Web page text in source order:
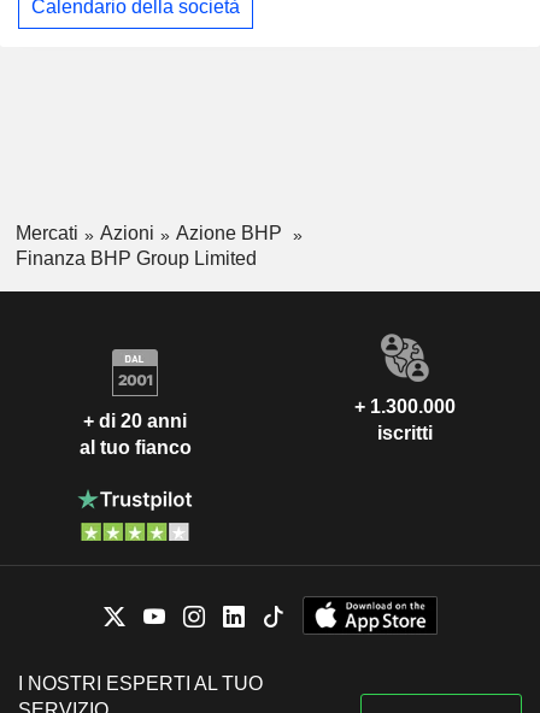
Calendario della società
Mercati Azioni
Azione BHP
Finanza BHP Group Limited
+ di 20 anni
al tuo fianco
+ 1.300.000
iscritti
I NOSTRI ESPERTI AL TUO